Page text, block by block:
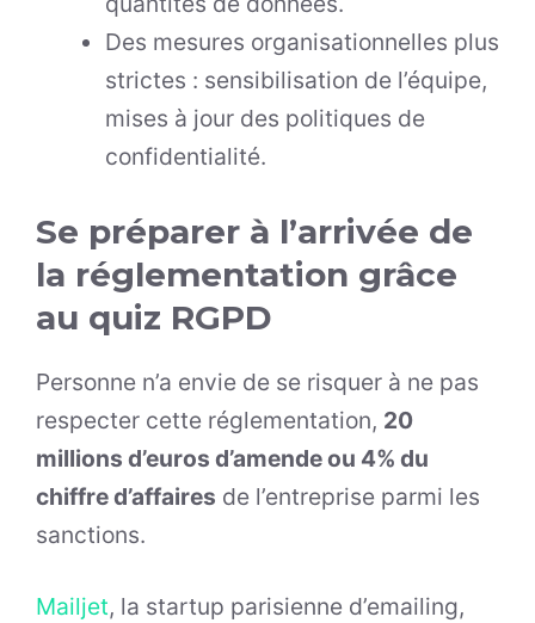
Des mesures organisationnelles plus
strictes : sensibilisation de l’équipe,
mises à jour des politiques de
confidentialité.
Se préparer à l’arrivée de
la réglementation grâce
au quiz RGPD
Personne n’a envie de se risquer à ne pas
respecter cette réglementation, 20
millions d’euros d’amende ou 4% du
chiffre d’affaires de l’entreprise parmi les
sanctions.
Mailjet, la startup parisienne d’emailing,